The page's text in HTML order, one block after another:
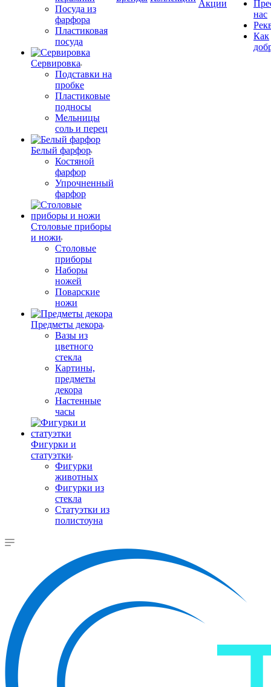
Посуда из
фарфора
Пластиковая
посуда
Сервировка
Подставки на
пробке
Пластиковые
подносы
Мельницы
соль и перец
Белый фарфор
Костяной
фарфор
Упрочненный
фарфор
Столовые приборы
и ножи
Столовые
приборы
Наборы
ножей
Поварские
ножи
Предметы декора
Вазы из
цветного
стекла
Картины,
предметы
декора
Настенные
часы
Фигурки и
статуэтки
Фигурки
животных
Фигурки из
стекла
Статуэтки из
полистоуна
Акции
нас
Как